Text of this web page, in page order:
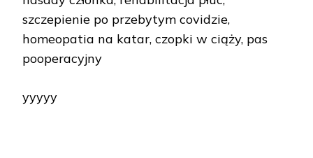
szczepienie po przebytym covidzie,
homeopatia na katar, czopki w ciąży, pas
pooperacyjny
yyyyy